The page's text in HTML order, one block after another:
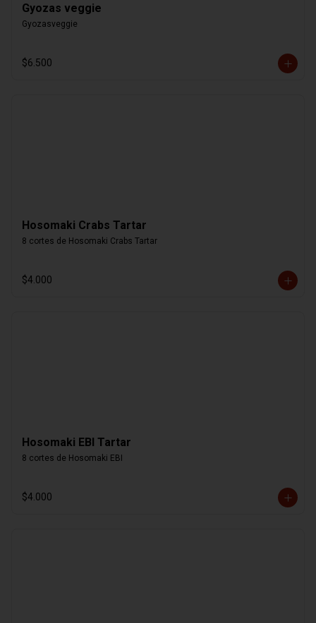
Gyozas veggie
Gyozasveggie
$6.500
Hosomaki Crabs Tartar
8 cortes de Hosomaki Crabs Tartar
$4.000
Hosomaki EBI Tartar
8 cortes de Hosomaki EBI
$4.000